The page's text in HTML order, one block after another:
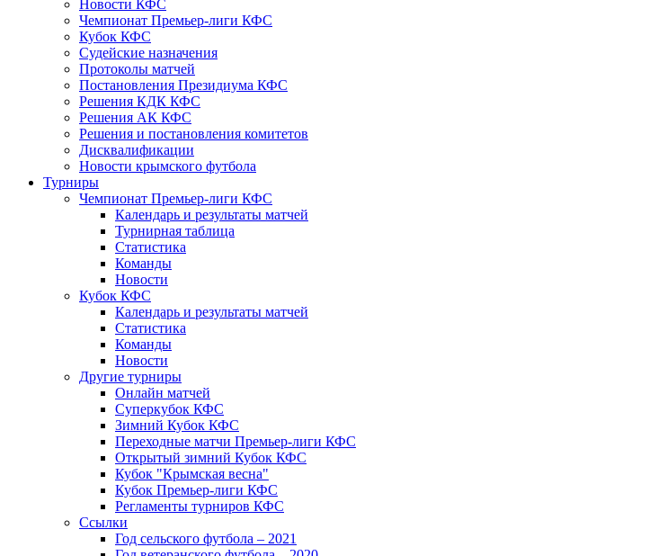
Новости КФС
Чемпионат Премьер-лиги КФС
Кубок КФС
Судейские назначения
Протоколы матчей
Постановления Президиума КФС
Решения КДК КФС
Решения АК КФС
Решения и постановления комитетов
Дисквалификации
Новости крымского футбола
Турниры
Чемпионат Премьер-лиги КФС
Календарь и результаты матчей
Турнирная таблица
Статистика
Команды
Новости
Кубок КФС
Календарь и результаты матчей
Статистика
Команды
Новости
Другие турниры
Онлайн матчей
Суперкубок КФС
Зимний Кубок КФС
Переходные матчи Премьер-лиги КФС
Открытый зимний Кубок КФС
Кубок "Крымская весна"
Кубок Премьер-лиги КФС
Регламенты турниров КФС
Ссылки
Год сельского футбола – 2021